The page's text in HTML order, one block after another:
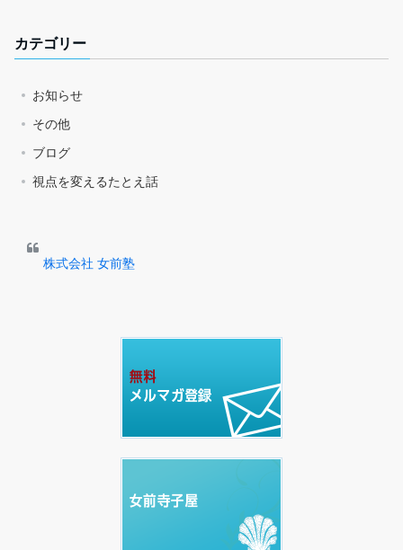
カテゴリー
お知らせ
その他
ブログ
視点を変えるたとえ話
株式会社 女前塾